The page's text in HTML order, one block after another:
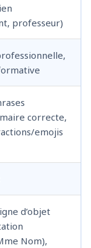
professeur)
correcte,
emojis
d’objet
Nom),